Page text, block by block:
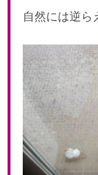
自然には逆ら